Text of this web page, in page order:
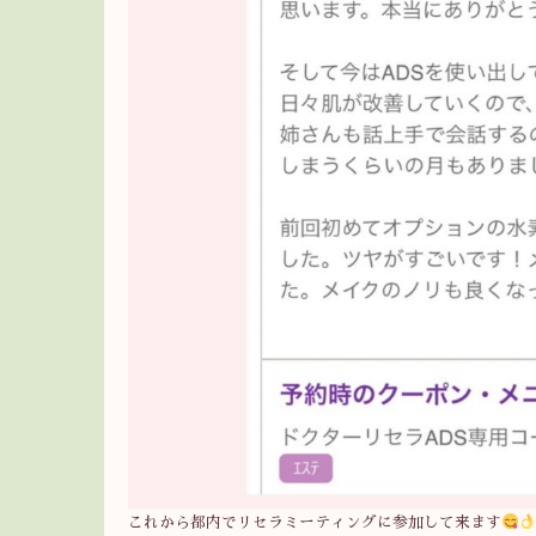
これから都内でリセラミーティングに参加して来ます